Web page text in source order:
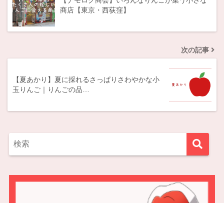
商店【東京・西荻窪】
次の記事
【夏あかり】夏に採れるさっぱりさわやかな小
玉りんご｜りんごの品…